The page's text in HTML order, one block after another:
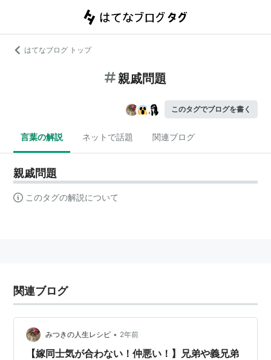
はてなブログ トップ
親戚問題
このタグでブログを書く
言葉の解説 ネットで話題 関連ブログ
親戚問題
このタグの解説について
関連ブログ
みつきの人生レシピ • 2年前
【嫁同士気が合わない！仲悪い！】兄弟や義兄弟